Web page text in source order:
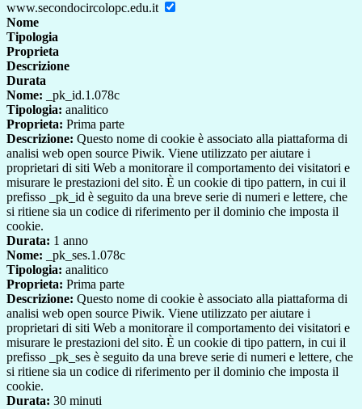
www.secondocircolopc.edu.it
Nome
Tipologia
Proprieta
Descrizione
Durata
Nome: _pk_id.1.078c
Tipologia: analitico
Proprieta: Prima parte
Descrizione: Questo nome di cookie è associato alla piattaforma di
analisi web open source Piwik. Viene utilizzato per aiutare i
proprietari di siti Web a monitorare il comportamento dei visitatori e
misurare le prestazioni del sito. È un cookie di tipo pattern, in cui il
prefisso _pk_id è seguito da una breve serie di numeri e lettere, che
si ritiene sia un codice di riferimento per il dominio che imposta il
cookie.
Durata: 1 anno
Nome: _pk_ses.1.078c
Tipologia: analitico
Proprieta: Prima parte
Descrizione: Questo nome di cookie è associato alla piattaforma di
analisi web open source Piwik. Viene utilizzato per aiutare i
proprietari di siti Web a monitorare il comportamento dei visitatori e
misurare le prestazioni del sito. È un cookie di tipo pattern, in cui il
prefisso _pk_ses è seguito da una breve serie di numeri e lettere, che
si ritiene sia un codice di riferimento per il dominio che imposta il
cookie.
Durata: 30 minuti